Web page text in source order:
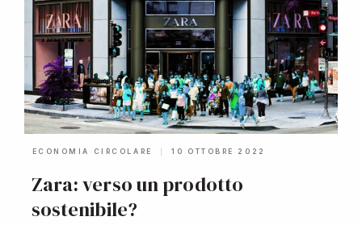
ECONOMIA CIRCOLARE 10 OTTOBRE 2022
Zara: verso un prodotto
sostenibile?